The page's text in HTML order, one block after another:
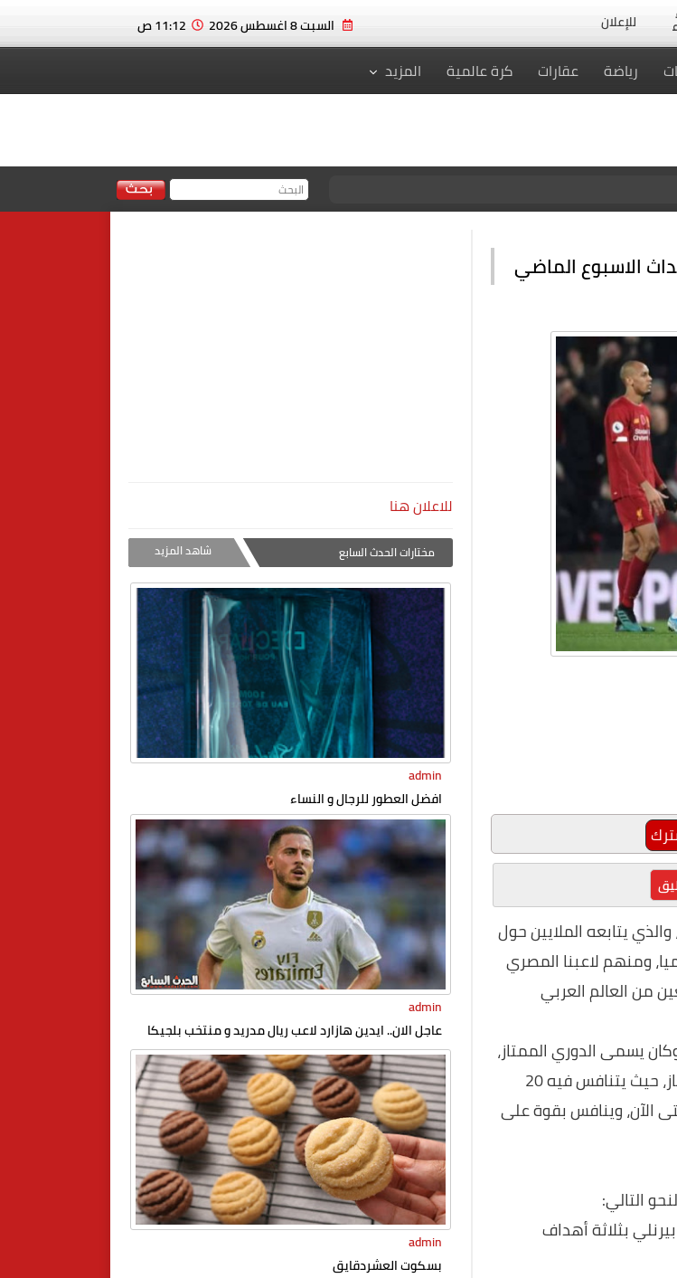
للإعلان السبت 8 اغسطس 2026
رياضة عقارات كرة عالمية المزيد
الاسبوع الماضي
يتابعه الملايين حول
ومنهم لاعبنا المصري
من العالم العربي
بطولة دوري كرة القدم الإنجليزية منذ عام 1992، وكان يسمى الدوري الممتاز،
وقد فاز برعاية بنك باركليز، لذلك يطلق عليه دوري باركليز الممتاز، حيث يتنافس فيه 20
الآن، وينافس بقوة على
فاز نادي بيرنلي بثلاثة أهداف
للاعلان هنا
مختارات الحدث السابع شاهد المزيد
admin
افضل العطور للرجال و النساء
admin
عاجل الان.. ايدين هازارد لاعب ريال مدريد و منتخب بلجيكا
يعلن إسلامه رسميا
admin
بسكوت العشردقايق